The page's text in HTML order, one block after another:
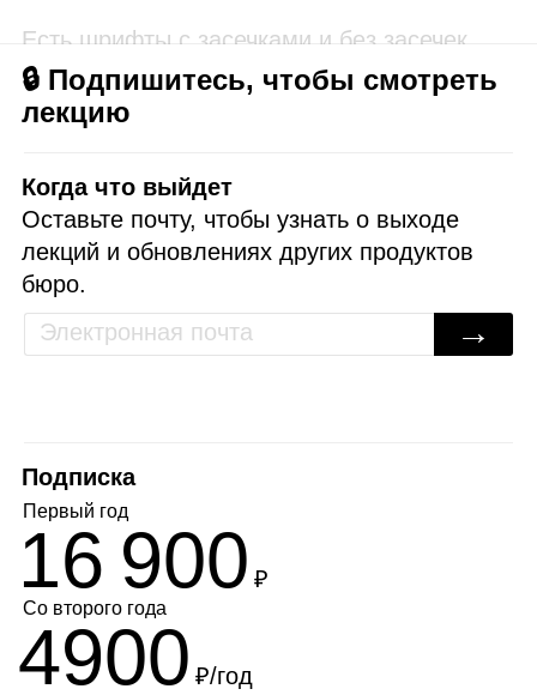
Есть шрифты с засечками и без засечек.
🔒 Подпишитесь, чтобы смотреть
лекцию
Когда что выйдет
Оставьте почту, чтобы узнать о выходе
лекций и обновлениях других продуктов
бюро.
→
Подписка
Первый год
16 900 ₽
Со второго года
4900 ₽/год